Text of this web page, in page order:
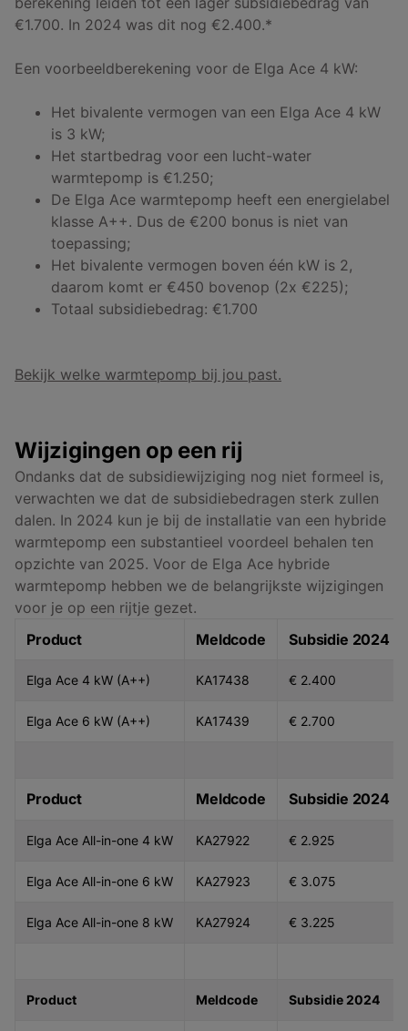
€1.700. In 2024 was dit nog €2.400.*
Een voorbeeldberekening voor de Elga Ace 4 kW:
Het bivalente vermogen van een Elga Ace 4 kW
is 3 kW;
Het startbedrag voor een lucht-water
warmtepomp is €1.250;
De Elga Ace warmtepomp heeft een energielabel
klasse A++. Dus de €200 bonus is niet van
toepassing;
Het bivalente vermogen boven één kW is 2,
daarom komt er €450 bovenop (2x €225);
Totaal subsidiebedrag: €1.700
Bekijk welke warmtepomp bij jou past.
Wijzigingen op een rij
Ondanks dat de subsidiewijziging nog niet formeel is,
verwachten we dat de subsidiebedragen sterk zullen
dalen. In 2024 kun je bij de installatie van een hybride
warmtepomp een substantieel voordeel behalen ten
opzichte van 2025. Voor de Elga Ace hybride
warmtepomp hebben we de belangrijkste wijzigingen
voor je op een rijtje gezet.
Product
Meldcode Subsidie 2024
Elga Ace 4 kW (A++) KA17438 € 2.400
Elga Ace 6 kW (A++) KA17439 € 2.700
Product Meldcode Subsidie 2024
Elga Ace All-in-one 4 kW KA27922 € 2.925
Elga Ace All-in-one 6 kW KA27923 € 3.075
Elga Ace All-in-one 8 kW KA27924 € 3.225
Product Meldcode Subsidie 2024